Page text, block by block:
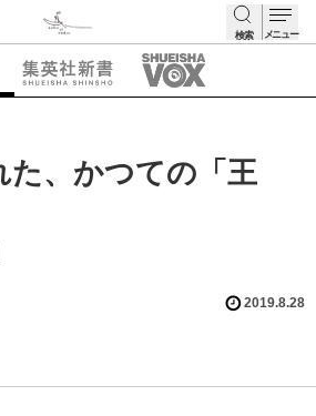
検索 メニュー
た、かつての「王
2019.8.28